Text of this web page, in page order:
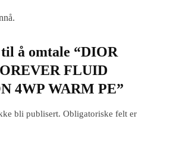
å omtale “DIOR
FLUID
4WP WARM PE”
bli publisert. Obligatoriske felt er